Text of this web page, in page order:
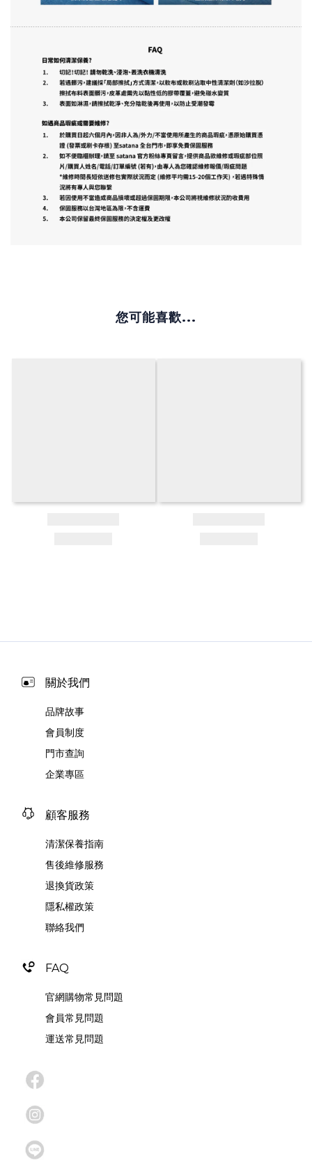
您可能喜歡...
關於我們
品牌故事
會員制度
門市查詢
企業專區
顧客服務
清潔保養指南
售後維修服務
退換貨政策
隱私權政策
聯絡我們
FAQ
官網購物常見問題
會員常見問題
運送常見問題